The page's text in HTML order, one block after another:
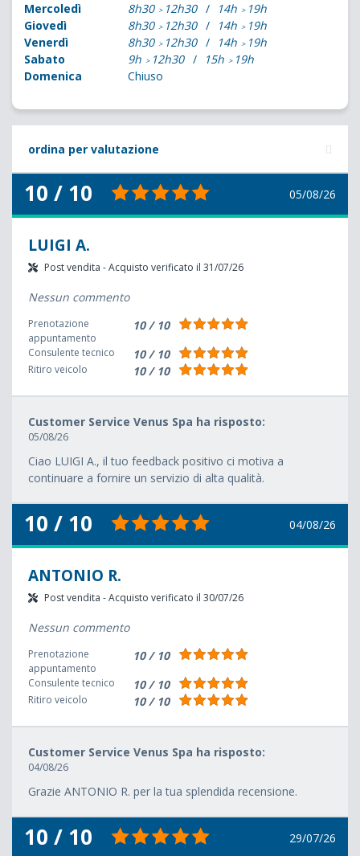
Mercoledì
8h30 12h30 14h
19h
Giovedì
8h30 12h30 14h
19h
Venerdì
8h30 12h30 14h
19h
Sabato
9h 12h30 15h
19h
Domenica
Chiuso
ordina per valutazione
10 / 10 05/08/26
LUIGI A.
Post vendita - Acquisto verificato il 31/07/26
Nessun commento
Prenotazione
appuntamento
10 / 10
Consulente tecnico 10 / 10
Ritiro veicolo 10 / 10
Customer Service Venus Spa ha risposto:
05/08/26
Ciao LUIGI A., il tuo feedback positivo ci motiva a
continuare a fornire un servizio di alta qualità.
10 / 10 04/08/26
ANTONIO R.
Post vendita - Acquisto verificato il 30/07/26
Nessun commento
Prenotazione
appuntamento
10 / 10
Consulente tecnico 10 / 10
Ritiro veicolo 10 / 10
Customer Service Venus Spa ha risposto:
04/08/26
Grazie ANTONIO R. per la tua splendida recensione.
10 / 10 29/07/26